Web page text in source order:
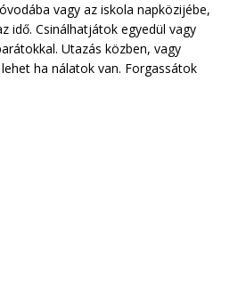
vagy az iskola napközijébe,
idő. Csinálhatjátok egyedül vagy
Utazás közben, vagy
ha nálatok van. Forgassátok